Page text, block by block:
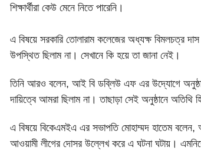
শিক্ষার্থীরা কেউ মেনে নিতে পারেনি।
এ বিষয়ে সরকারি তোলারাম কলেজের অধ্যক্ষ বিমলচত্র
উপস্থিত ছিলাম না। সেখানে কি হয়ে তা জানা নেই।
তিনি আরও বলেন, আই বি ডব্লিউ এফ এর উদ্যোগে
দায়িত্বে আমরা ছিলাম না। তাছাড়া সেই অনুষ্ঠানে অতিথি
এ বিষয়ে বিকেএমইএ এর সভাপতি মোহাম্মদ হাতেম
আওয়ামী লীগের দোসর উল্লেখ করে এ ঘটনা ঘটায়।